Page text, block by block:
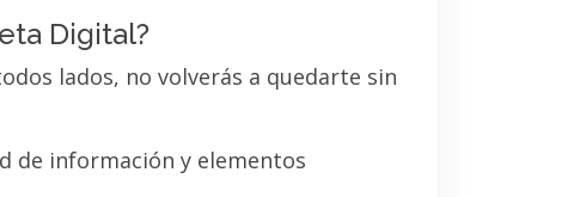
Digital?
lados, no volverás a quedarte sin
de información y elementos